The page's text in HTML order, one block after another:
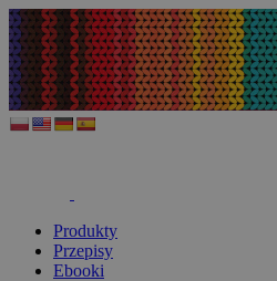
Produkty
Przepisy
Ebooki